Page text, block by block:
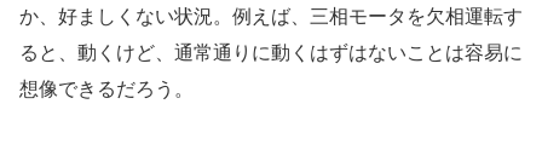
か、好ましくない状況。例えば、三相モータを欠相運転す
ると、動くけど、通常通りに動くはずはないことは容易に
想像できるだろう。